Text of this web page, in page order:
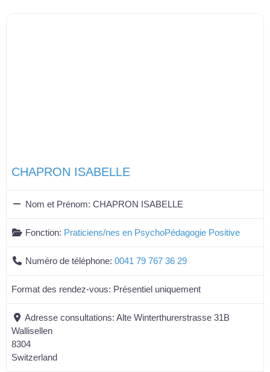
CHAPRON ISABELLE
Nom et Prénom: CHAPRON ISABELLE
Fonction: Praticiens/nes en PsychoPédagogie Positive
Numéro de téléphone: 0041 79 767 36 29
Format des rendez-vous: Présentiel uniquement
Adresse consultations: Alte Winterthurerstrasse 31B
Wallisellen
8304
Switzerland